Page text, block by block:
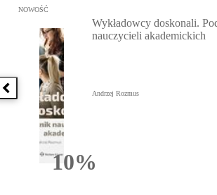
Poprzednia książka
Przejdź do: Wykładowcy doskonali.
NOWOŚĆ
10%Rabatu
Wykładowcy doskonali.
nauczycieli akademickich
Andrzej Rozmus